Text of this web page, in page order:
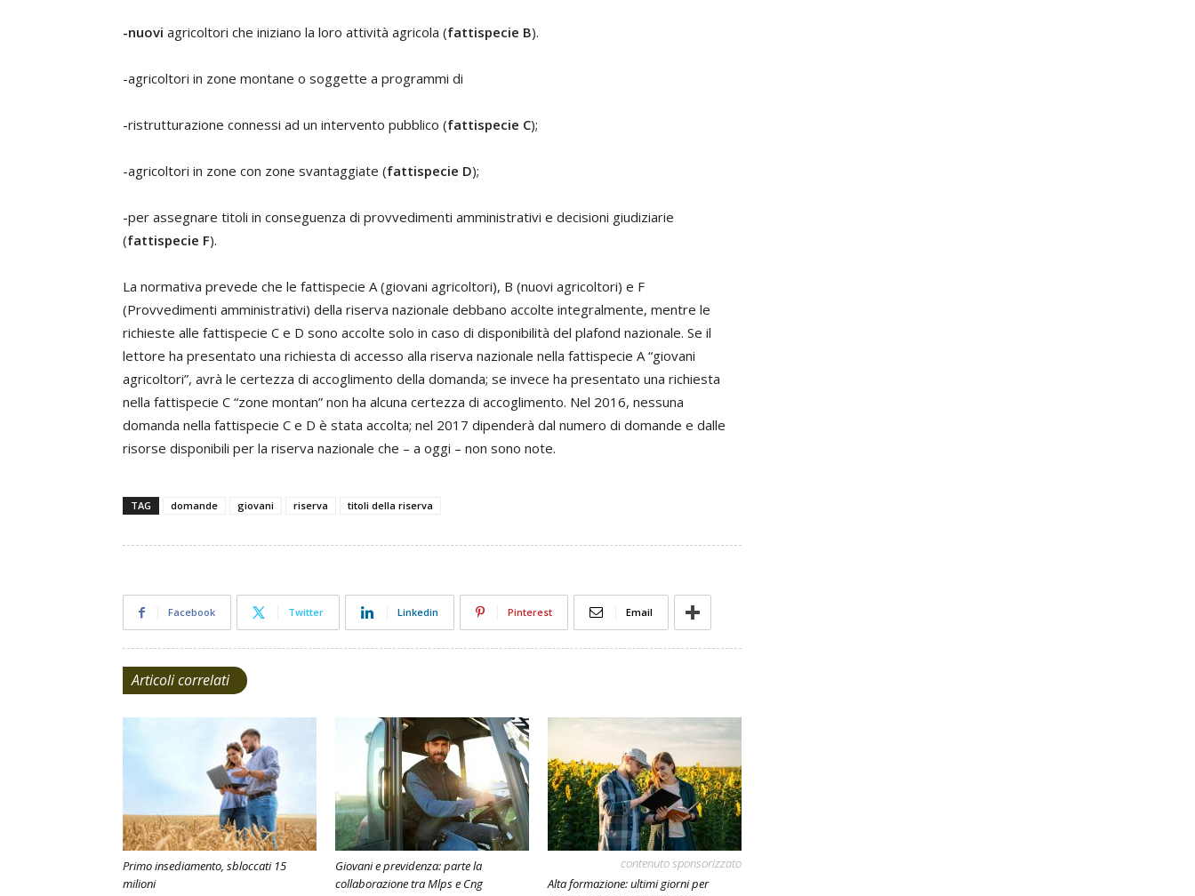
-nuovi agricoltori che iniziano la loro attività agricola (fattispecie B).
-agricoltori in zone montane o soggette a programmi di
-ristrutturazione connessi ad un intervento pubblico (fattispecie C);
-agricoltori in zone con zone svantaggiate (fattispecie D);
-per assegnare titoli in conseguenza di provvedimenti amministrativi e decisioni giudiziarie
(fattispecie F).
La normativa prevede che le fattispecie A (giovani agricoltori), B (nuovi agricoltori) e F
(Provvedimenti amministrativi) della riserva nazionale debbano accolte integralmente, mentre le
richieste alle fattispecie C e D sono accolte solo in caso di disponibilità del plafond nazionale. Se il
lettore ha presentato una richiesta di accesso alla riserva nazionale nella fattispecie A “giovani
agricoltori”, avrà le certezza di accoglimento della domanda; se invece ha presentato una richiesta
nella fattispecie C “zone montan” non ha alcuna certezza di accoglimento. Nel 2016, nessuna
domanda nella fattispecie C e D è stata accolta; nel 2017 dipenderà dal numero di domande e dalle
risorse disponibili per la riserva nazionale che – a oggi – non sono note.
TAG domande giovani riserva titoli della riserva
Facebook Twitter Linkedin Pinterest Email
Articoli correlati
Primo insediamento, sbloccati 15
milioni
Giovani e previdenza: parte la
collaborazione tra Mlps e Cng
contenuto sponsorizzato
Alta formazione: ultimi giorni per